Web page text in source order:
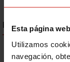
Esta página
Utilizamos
navegación,
ENLACES